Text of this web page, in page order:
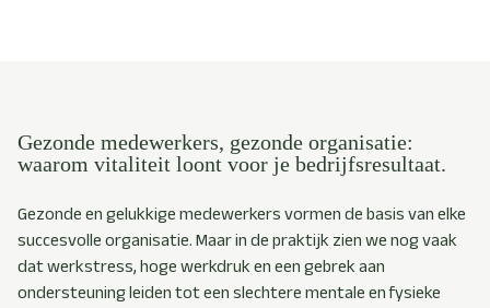
Gezonde medewerkers, gezonde organisatie:
waarom vitaliteit loont voor je bedrijfsresultaat.
Gezonde en gelukkige medewerkers vormen de basis van elke
succesvolle organisatie. Maar in de praktijk zien we nog vaak
dat werkstress, hoge werkdruk en een gebrek aan
ondersteuning leiden tot een slechtere mentale en fysieke